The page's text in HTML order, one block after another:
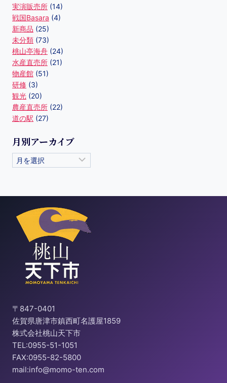
実演販売所 (14)
戦国Basara (4)
新商品 (25)
未分類 (73)
桃山亭海舟 (24)
水産直売所 (21)
物産館 (51)
研修 (3)
観光 (20)
農産直売所 (22)
道の駅 (27)
月別アーカイブ
〒847-0401
佐賀県唐津市鎮西町名護屋1859
株式会社桃山天下市
TEL:0955-51-1051
FAX:0955-82-5800
mail:info@momo-ten.com